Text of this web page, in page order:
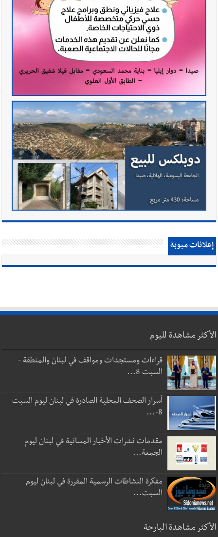
إعلانات مبوبة
الأكثر مشاهدة لليوم
قراءات ومستجدات ومواقف في لبنان والمنطقة -
السبت 8...
أسرار الصحف المحلية الصادرة في لبنان ليوم السبت
8-...
مقدمات نشرات الأخبار المسائية في لبنان ليوم
الجمعة...
مفكرة النشاطات الرسمية المقررة في لبنان ليوم
السبت...
الأكثر مشاهدة البارحة